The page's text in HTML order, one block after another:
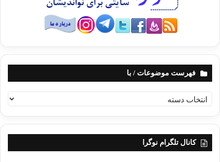
فهرست موضوعات / با
ه
ر
کانال تلگرام نوگرا